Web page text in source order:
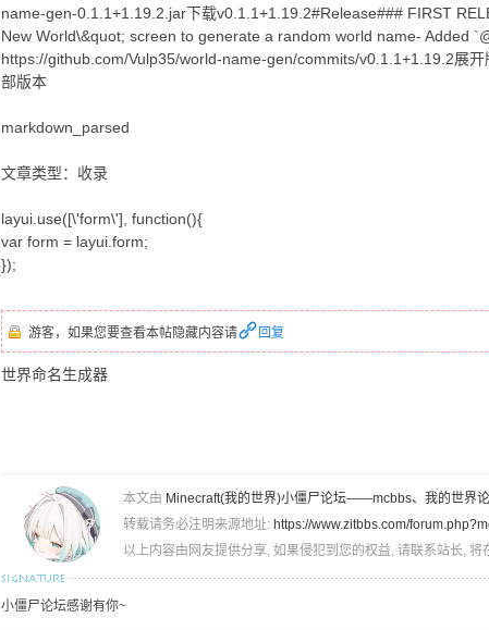
name-gen-0.1.1+1.19.2.jar下载v0.1.1+1.19.2#Release### FIRST
New World\&quot; screen to generate a random world name- Added
https://github.com/Vulp35/world-name-gen/commits/v0.1.1+1.19.2展
部版本
markdown_parsed
文章类型：收录
layui.use([\'form\'], function(){
var form = layui.form;
});
游客，如果您要查看本帖隐藏内容请 回复
世界命名生成器
本文由 Minecraft(我的世界)小僵尸论坛——mcbbs、我的世界
转载请务必注明来源地址: https://www.zitbbs.com/
以上内容由网友提供分享, 如果侵犯到您的权益, 请联系站长,
小僵尸论坛感谢有你~